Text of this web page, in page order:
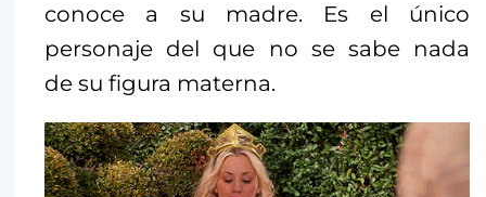
conoce a su madre. Es el único
personaje del que no se sabe nada
de su figura materna.